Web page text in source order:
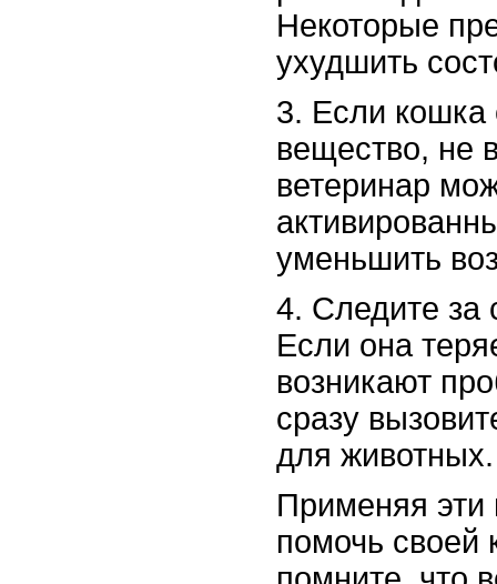
Некоторые
ухудшить
3. Если кошка
вещество, не
ветеринар
уменьшить
4. Следите за
Если она
возникают
сразу
для животных.
Применяя
помочь своей